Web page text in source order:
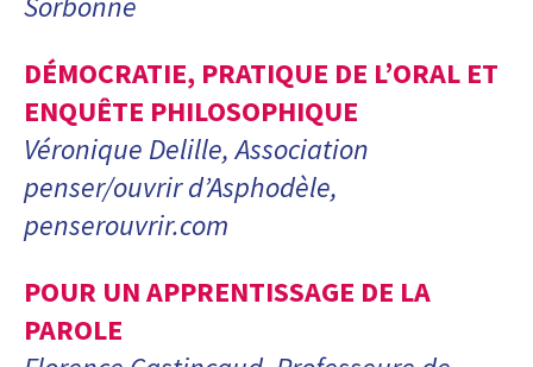
DÉMOCRATIE, PRATIQUE DE L’ORAL ET
ENQUÊTE PHILOSOPHIQUE
Véronique Delille, Association
penser/ouvrir d’Asphodèle,
penserouvrir.com
POUR UN APPRENTISSAGE DE LA
PAROLE